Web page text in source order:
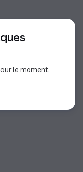
le moment.